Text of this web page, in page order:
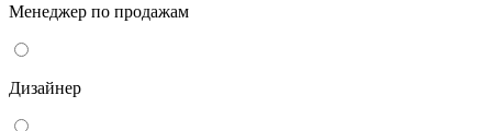
Менеджер по продажам
Дизайнер